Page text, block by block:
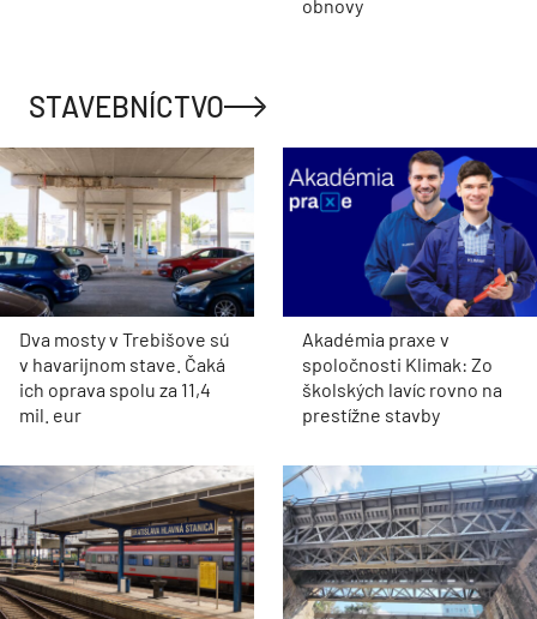
obnovy
STAVEBNÍCTVO
Dva mosty v Trebišove sú
v havarijnom stave. Čaká
ich oprava spolu za 11,4
mil. eur
Akadémia praxe v
spoločnosti Klimak: Zo
školských lavíc rovno na
prestížne stavby